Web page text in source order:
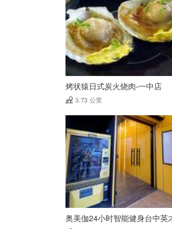
烤状猿日式炭火烧肉-一中店
3.73 公里
奥美伽24小时智能健身台中英